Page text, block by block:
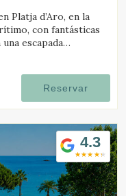
Platja d’Aro, en la
con fantásticas
escapada
Reservar
4.3